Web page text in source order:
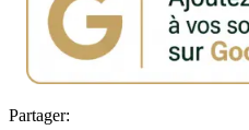
Partager: